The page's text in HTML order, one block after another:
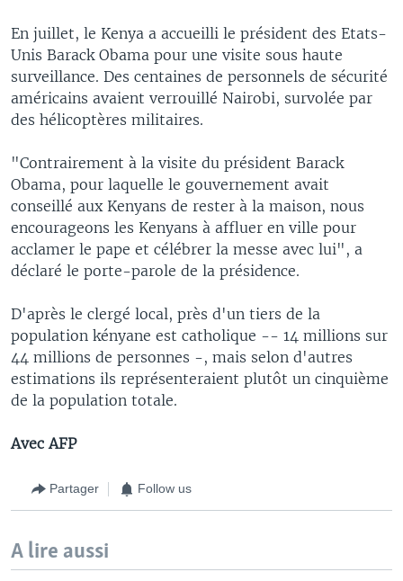
En juillet, le Kenya a accueilli le président des Etats-
Unis Barack Obama pour une visite sous haute
surveillance. Des centaines de personnels de sécurité
américains avaient verrouillé Nairobi, survolée par
des hélicoptères militaires.
"Contrairement à la visite du président Barack
Obama, pour laquelle le gouvernement avait
conseillé aux Kenyans de rester à la maison, nous
encourageons les Kenyans à affluer en ville pour
acclamer le pape et célébrer la messe avec lui", a
déclaré le porte-parole de la présidence.
D'après le clergé local, près d'un tiers de la
population kényane est catholique -- 14 millions sur
44 millions de personnes -, mais selon d'autres
estimations ils représenteraient plutôt un cinquième
de la population totale.
Avec AFP
Partager Follow us
A lire aussi